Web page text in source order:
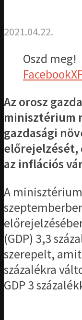
2021.04.22.
Oszd meg!
FacebookX
Az orosz
minisztérium
gazdasági
előrejelzését,
az inflációs
A
(GDP) 3,3
szerepelt,
százalékra
GDP 3